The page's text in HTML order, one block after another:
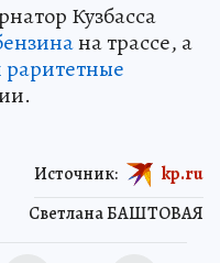
Кузбасса
на трассе, а
раритетные
Светлана БАШТОВАЯ
Источник: kp.ru